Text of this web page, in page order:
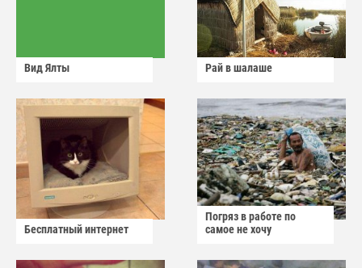
Вид Ялты Рай в шалаше
Бесплатный интернет
Погряз в работе по
самое не хочу